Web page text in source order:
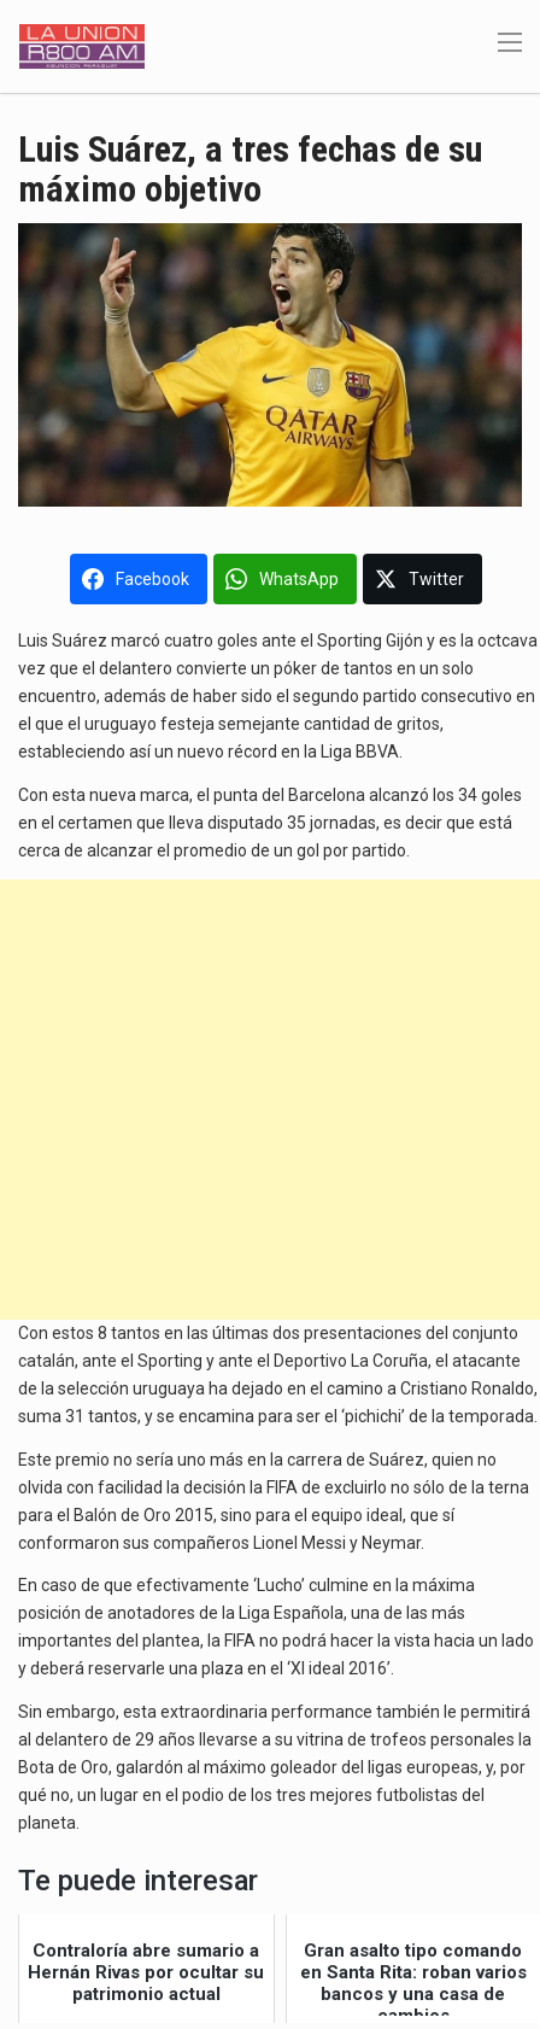
Luis Suárez, a tres fechas de su
máximo objetivo
Facebook WhatsApp Twitter
Luis Suárez marcó cuatro goles ante el Sporting Gijón y es la octcava
vez que el delantero convierte un póker de tantos en un solo
encuentro, además de haber sido el segundo partido consecutivo en
el que el uruguayo festeja semejante cantidad de gritos,
estableciendo así un nuevo récord en la Liga BBVA.
Con esta nueva marca, el punta del Barcelona alcanzó los 34 goles
en el certamen que lleva disputado 35 jornadas, es decir que está
cerca de alcanzar el promedio de un gol por partido.
Con estos 8 tantos en las últimas dos presentaciones del conjunto
catalán, ante el Sporting y ante el Deportivo La Coruña, el atacante
de la selección uruguaya ha dejado en el camino a Cristiano Ronaldo,
suma 31 tantos, y se encamina para ser el ‘pichichi’ de la temporada.
Este premio no sería uno más en la carrera de Suárez, quien no
olvida con facilidad la decisión la FIFA de excluirlo no sólo de la terna
para el Balón de Oro 2015, sino para el equipo ideal, que sí
conformaron sus compañeros Lionel Messi y Neymar.
En caso de que efectivamente ‘Lucho’ culmine en la máxima
posición de anotadores de la Liga Española, una de las más
importantes del plantea, la FIFA no podrá hacer la vista hacia un lado
y deberá reservarle una plaza en el ‘XI ideal 2016’.
Sin embargo, esta extraordinaria performance también le permitirá
al delantero de 29 años llevarse a su vitrina de trofeos personales la
Bota de Oro, galardón al máximo goleador del ligas europeas, y, por
qué no, un lugar en el podio de los tres mejores futbolistas del
planeta.
Te puede interesar
Contraloría abre sumario a
Hernán Rivas por ocultar su
patrimonio actual
Gran asalto tipo comando
en Santa Rita: roban varios
bancos y una casa de
cambios